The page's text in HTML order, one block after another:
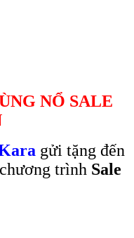
NỔ SALE
gửi tặng đến
trình Sale